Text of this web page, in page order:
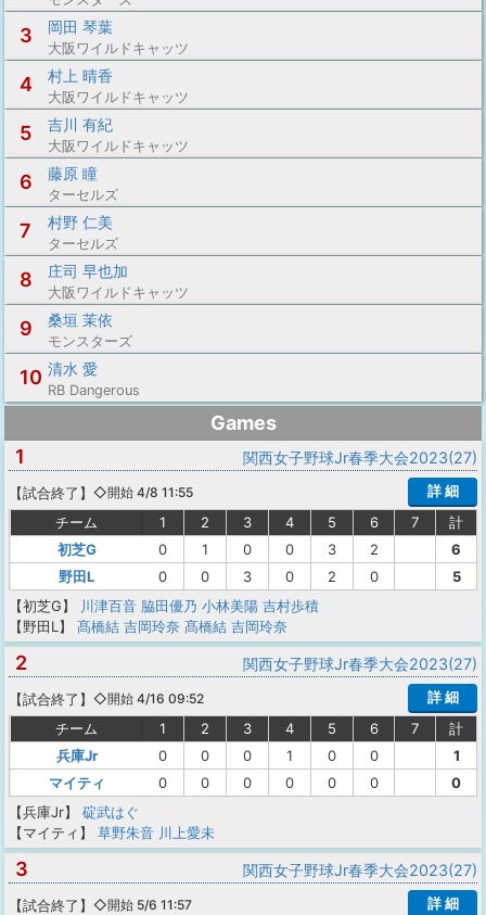
3 岡田 琴葉
大阪ワイルドキャッツ
4 村上 晴香
大阪ワイルドキャッツ
5 吉川 有紀
大阪ワイルドキャッツ
6 藤原 瞳
ターセルズ
7 村野 仁美
ターセルズ
8 庄司 早也加
大阪ワイルドキャッツ
9 桑垣 茉依
モンスターズ
10 清水 愛
RB Dangerous
Games
1
関西女子野球Jr春季大会2023(27)
【試合終了 】 ◇開始 4/8 11:55
詳 細
チーム
1 2 3 4 5 6 7
計
初芝G
0 1 0 0 3 2
6
野田L
0 0 3 0 2 0
5
【初芝G】
川津百音 脇田優乃 小林美陽 吉村歩積
【野田L】
髙橋結 吉岡玲奈 髙橋結 吉岡玲奈
2 関西女子野球Jr春季大会2023(27)
【試合終了 】 ◇開始 4/16 09:52
詳 細
チーム
1 2 3 4 5 6 7
計
兵庫Jr
0 0 0 1 0 0
1
マイティ
0 0 0 0 0 0
0
【兵庫Jr】
碇武はぐ
【マイティ】
草野朱音 川上愛未
3 関西女子野球Jr春季大会2023(27)
【試合終了 】 ◇開始 5/6 11:57 詳 細